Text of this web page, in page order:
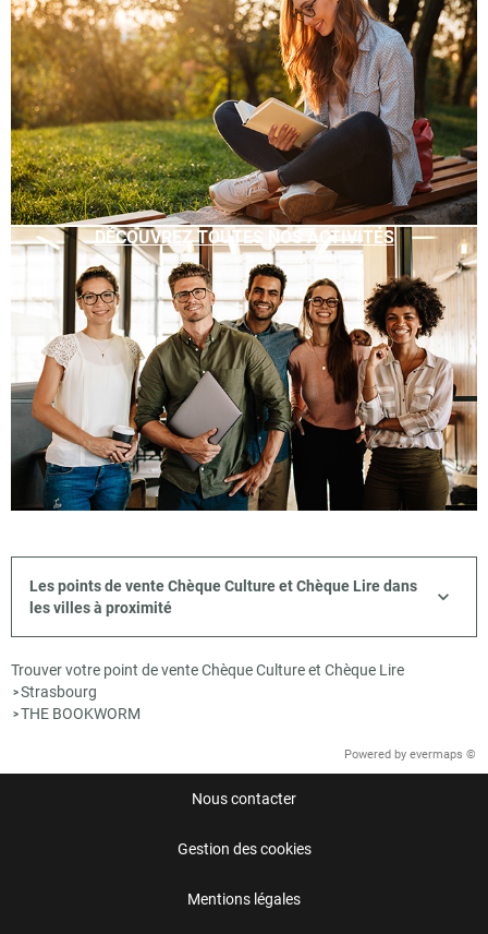
DÉCOUVREZ TOUTES NOS ACTIVITÉS
Les points de vente Chèque Culture et Chèque Lire dans
les villes à proximité
Trouver votre point de vente Chèque Culture et Chèque Lire
>Strasbourg
>THE BOOKWORM
Powered by evermaps ©
Nous contacter
Gestion des cookies
Mentions légales